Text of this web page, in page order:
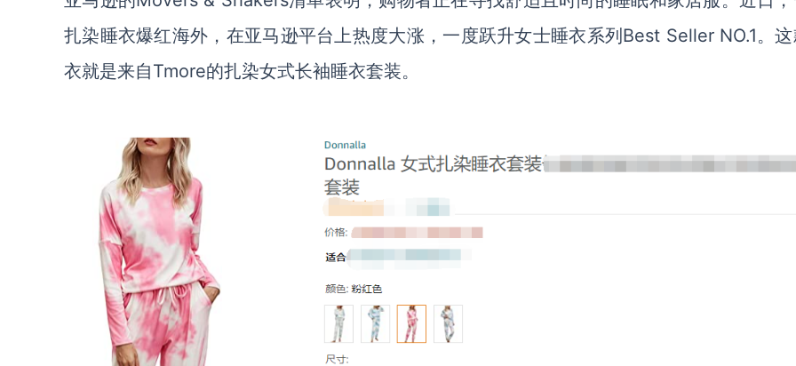
扎染睡衣爆红海外，在亚马逊平台上热度大涨，一度跃升女士睡衣系列Best Seller NO.1。
衣就是来自Tmore的扎染女式长袖睡衣套装。